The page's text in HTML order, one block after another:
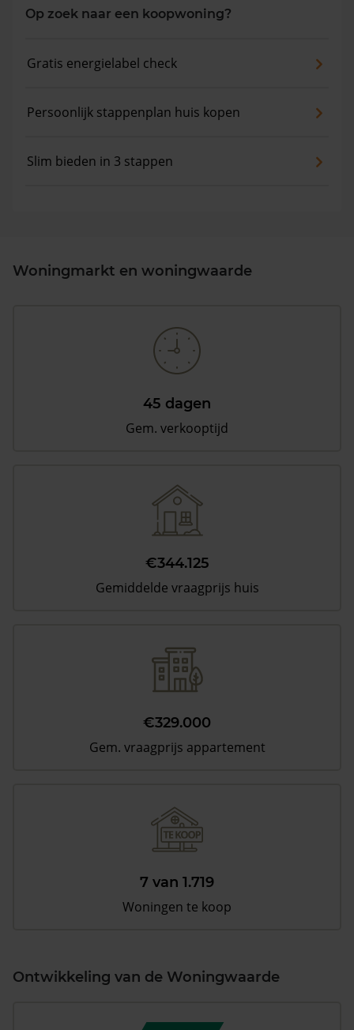
Op zoek naar een koopwoning?
Gratis energielabel check
Persoonlijk stappenplan huis kopen
Slim bieden in 3 stappen
Woningmarkt en woningwaarde
45 dagen
Gem. verkooptijd
€344.125
Gemiddelde vraagprijs huis
€329.000
Gem. vraagprijs appartement
7 van 1.719
Woningen te koop
Ontwikkeling van de Woningwaarde